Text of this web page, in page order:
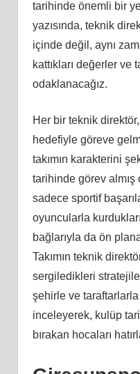
tarihinde önemli bir
yazısında, teknik
içinde değil, aynı
kattıkları değerler ve
odaklanacağız.
Her bir teknik direktör,
hedefiyle göreve
takımın karakterini
tarihinde görev
sadece sportif
oyuncularla
bağlarıyla da ön
Takımın teknik
sergiledikleri
şehirle ve
inceleyerek, kulüp
bırakan hocaları